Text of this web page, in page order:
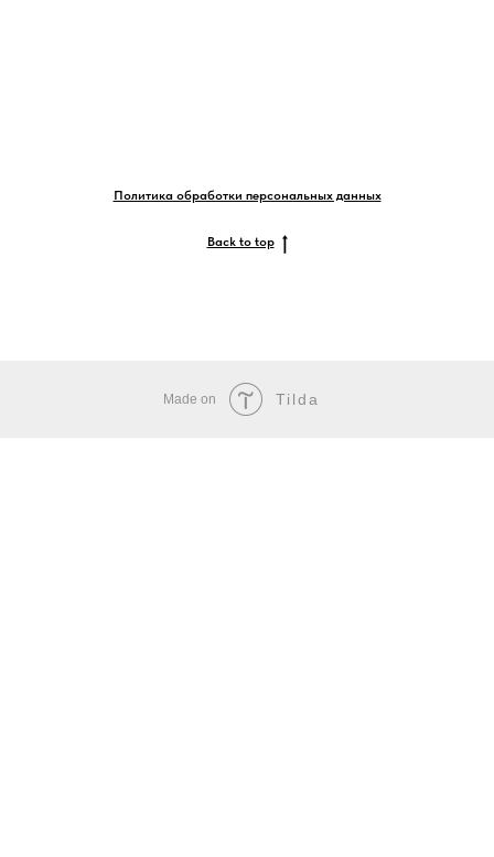
Политика обработки персональных данных
Back to top
Made on Tilda